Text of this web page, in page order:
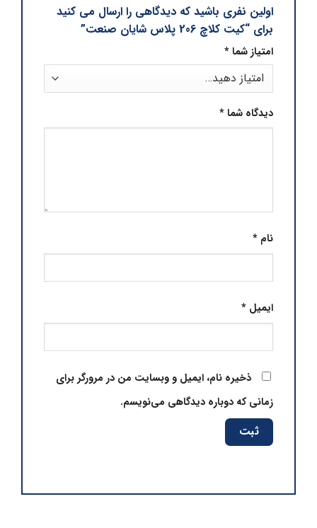
اولین نفری باشید که دیدگاهی را ارسال می کنید
برای “کیت کلاچ 206 پلاس شایان صنعت”
امتیاز شما*
دیدگاه شما*
نام*
ایمیل*
ذخیره نام، ایمیل و وبسایت من در مرورگر برای
زمانی که دوباره دیدگاهی می‌نویسم.